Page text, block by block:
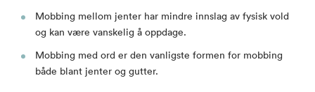
Mobbing mellom jenter har mindre innslag av fysisk vold
og kan være vanskelig å oppdage.
Mobbing med ord er den vanligste formen for mobbing
både blant jenter og gutter.